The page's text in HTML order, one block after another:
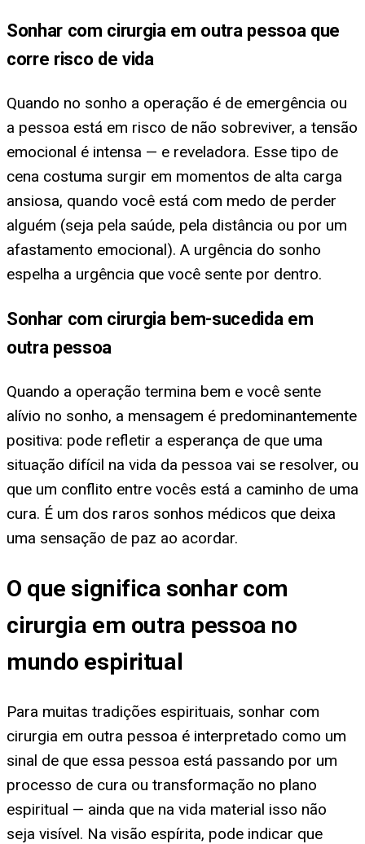
Sonhar com cirurgia em outra pessoa que
corre risco de vida
Quando no sonho a operação é de emergência ou
a pessoa está em risco de não sobreviver, a tensão
emocional é intensa — e reveladora. Esse tipo de
cena costuma surgir em momentos de alta carga
ansiosa, quando você está com medo de perder
alguém (seja pela saúde, pela distância ou por um
afastamento emocional). A urgência do sonho
espelha a urgência que você sente por dentro.
Sonhar com cirurgia bem-sucedida em
outra pessoa
Quando a operação termina bem e você sente
alívio no sonho, a mensagem é predominantemente
positiva: pode refletir a esperança de que uma
situação difícil na vida da pessoa vai se resolver, ou
que um conflito entre vocês está a caminho de uma
cura. É um dos raros sonhos médicos que deixa
uma sensação de paz ao acordar.
O que significa sonhar com
cirurgia em outra pessoa no
mundo espiritual
Para muitas tradições espirituais, sonhar com
cirurgia em outra pessoa é interpretado como um
sinal de que essa pessoa está passando por um
processo de cura ou transformação no plano
espiritual — ainda que na vida material isso não
seja visível. Na visão espírita, pode indicar que